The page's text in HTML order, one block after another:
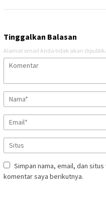
Tinggalkan Balasan
Alamat email Anda tidak akan
Simpan nama, email, dan
komentar saya berikutnya.